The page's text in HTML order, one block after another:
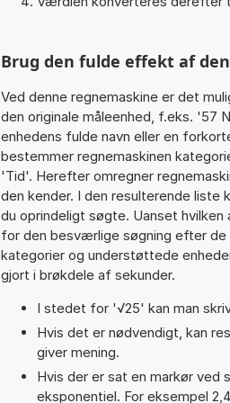
Brug den fulde effekt af
Ved denne regnemaskine er det
den originale måleenhed, f.eks. '57
enhedens fulde navn eller en
bestemmer regnemaskinen
'Tid'. Herefter omregner
den kender. I den resulterende liste
du oprindeligt søgte. Uanset hvilken
for den besværlige søgning efter de
kategorier og understøttede
gjort i brøkdele af sekunder.
I stedet for '√25' kan man
Hvis det er nødvendigt, kan
giver mening.
Hvis der er sat en markør ved
eksponentiel. For eksempel